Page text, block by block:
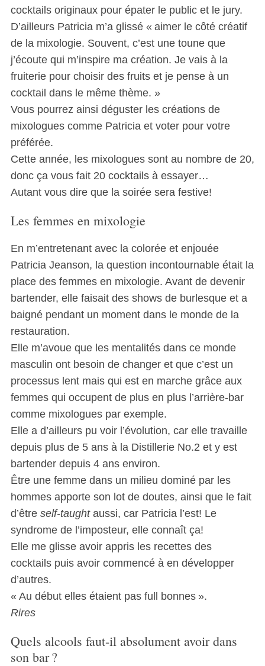
cocktails originaux pour épater le public et le jury.
D’ailleurs Patricia m’a glissé « aimer le côté créatif
de la mixologie. Souvent, c’est une toune que
j’écoute qui m’inspire ma création. Je vais à la
fruiterie pour choisir des fruits et je pense à un
cocktail dans le même thème. »
Vous pourrez ainsi déguster les créations de
mixologues comme Patricia et voter pour votre
préférée.
Cette année, les mixologues sont au nombre de 20,
donc ça vous fait 20 cocktails à essayer…
Autant vous dire que la soirée sera festive!
Les femmes en mixologie
En m’entretenant avec la colorée et enjouée
Patricia Jeanson, la question incontournable était la
place des femmes en mixologie. Avant de devenir
bartender, elle faisait des shows de burlesque et a
baigné pendant un moment dans le monde de la
restauration.
Elle m’avoue que les mentalités dans ce monde
masculin ont besoin de changer et que c’est un
processus lent mais qui est en marche grâce aux
femmes qui occupent de plus en plus l’arrière-bar
comme mixologues par exemple.
Elle a d’ailleurs pu voir l’évolution, car elle travaille
depuis plus de 5 ans à la Distillerie No.2 et y est
bartender depuis 4 ans environ.
Être une femme dans un milieu dominé par les
hommes apporte son lot de doutes, ainsi que le fait
d’être self-taught aussi, car Patricia l’est! Le
syndrome de l’imposteur, elle connaît ça!
Elle me glisse avoir appris les recettes des
cocktails puis avoir commencé à en développer
d’autres.
« Au début elles étaient pas full bonnes ».
Rires
Quels alcools faut-il absolument avoir dans
son bar ?